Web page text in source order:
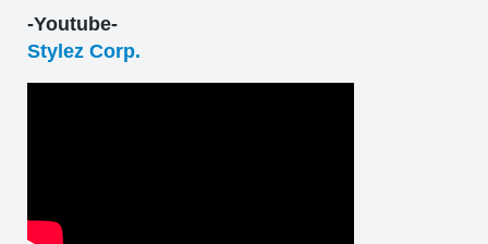
-Youtube-
Stylez Corp.